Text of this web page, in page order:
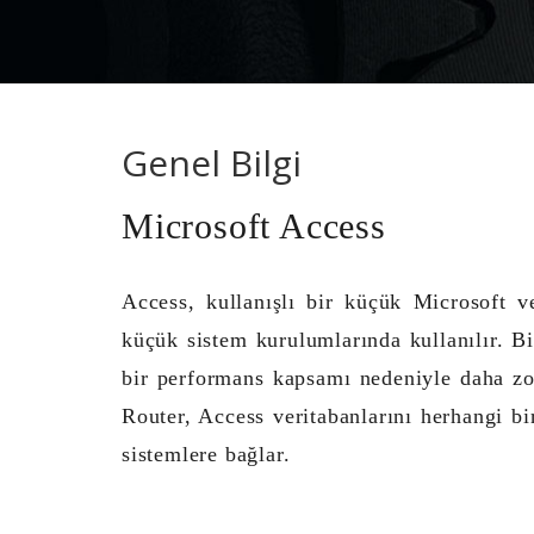
Genel Bilgi
Microsoft Access
Access, kullanışlı bir küçük Microsoft
küçük sistem kurulumlarında kullanılır.
bir performans kapsamı nedeniyle daha
Router, Access veritabanlarını herhangi
sistemlere bağlar.